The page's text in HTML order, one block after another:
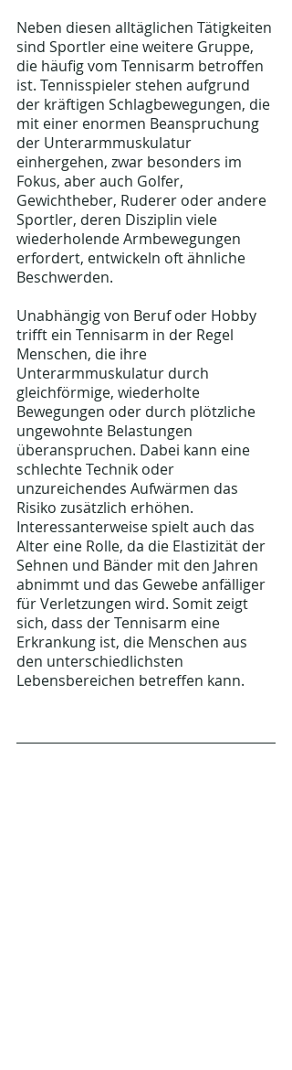
Neben diesen alltäglichen Tätigkeiten
sind Sportler eine weitere Gruppe,
die häufig vom Tennisarm betroffen
ist. Tennisspieler stehen aufgrund
der kräftigen Schlagbewegungen, die
mit einer enormen Beanspruchung
der Unterarmmuskulatur
einhergehen, zwar besonders im
Fokus, aber auch Golfer,
Gewichtheber, Ruderer oder andere
Sportler, deren Disziplin viele
wiederholende Armbewegungen
erfordert, entwickeln oft ähnliche
Beschwerden.
Unabhängig von Beruf oder Hobby
trifft ein Tennisarm in der Regel
Menschen, die ihre
Unterarmmuskulatur durch
gleichförmige, wiederholte
Bewegungen oder durch plötzliche
ungewohnte Belastungen
überanspruchen. Dabei kann eine
schlechte Technik oder
unzureichendes Aufwärmen das
Risiko zusätzlich erhöhen.
Interessanterweise spielt auch das
Alter eine Rolle, da die Elastizität der
Sehnen und Bänder mit den Jahren
abnimmt und das Gewebe anfälliger
für Verletzungen wird. Somit zeigt
sich, dass der Tennisarm eine
Erkrankung ist, die Menschen aus
den unterschiedlichsten
Lebensbereichen betreffen kann.